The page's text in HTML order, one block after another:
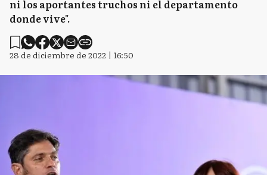
ni los aportantes truchos ni el departamento
donde vive".
28 de diciembre de 2022 | 16:50